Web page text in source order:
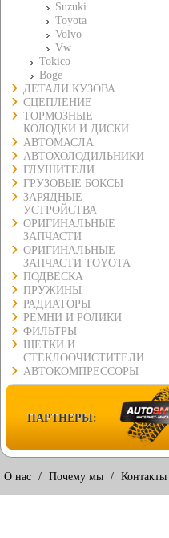
Suzuki
Toyota
Volvo
Vw
Tokico
Boge
ДЕТАЛИ КУЗОВА
СЦЕПЛЕНИЕ
ТОРМОЗНЫЕ
КОЛОДКИ И ДИСКИ
АВТОМАСЛА
АВТОХОЛОДИЛЬНИКИ
ГЛУШИТЕЛИ
ГРУЗОВЫЕ БОКСЫ
ЗАРЯДНЫЕ
УСТРОЙСТВА
ОРИГИНАЛЬНЫЕ
ЗАПЧАСТИ
ОРИГИНАЛЬНЫЕ
ЗАПЧАСТИ TOYOTA
ПОДВЕСКА
ПРУЖИНЫ
РАДИАТОРЫ
РЕМНИ И РОЛИКИ
ФИЛЬТРЫ
ЩЕТКИ И
СТЕКЛООЧИСТИТЕЛИ
АВТОКОМПРЕССОРЫ
ПАРТНЕРЫ:
О нас / Почему мы / Контакты